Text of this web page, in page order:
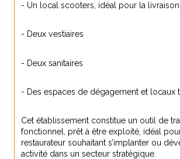
- Un local scooters, idéal pour la livraison
- Deux vestiaires
- Deux sanitaires
- Des espaces de dégagement et locaux
Cet établissement constitue un outil de
fonctionnel, prêt à être exploité, idéal
restaurateur souhaitant s’implanter ou
activité dans un secteur stratégique.